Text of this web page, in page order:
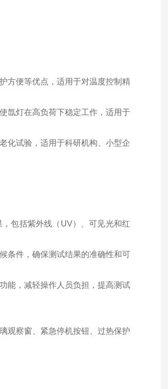
方便等优点，适用于对温度控制精
氙灯在高负荷下稳定工作，适用于
化试验，适用于科研机构、小型企
包括紫外线（UV）、可见光和红
条件，确保测试结果的准确性和可
能，减轻操作人员负担，提高测试
观察窗、紧急停机按钮、过热保护